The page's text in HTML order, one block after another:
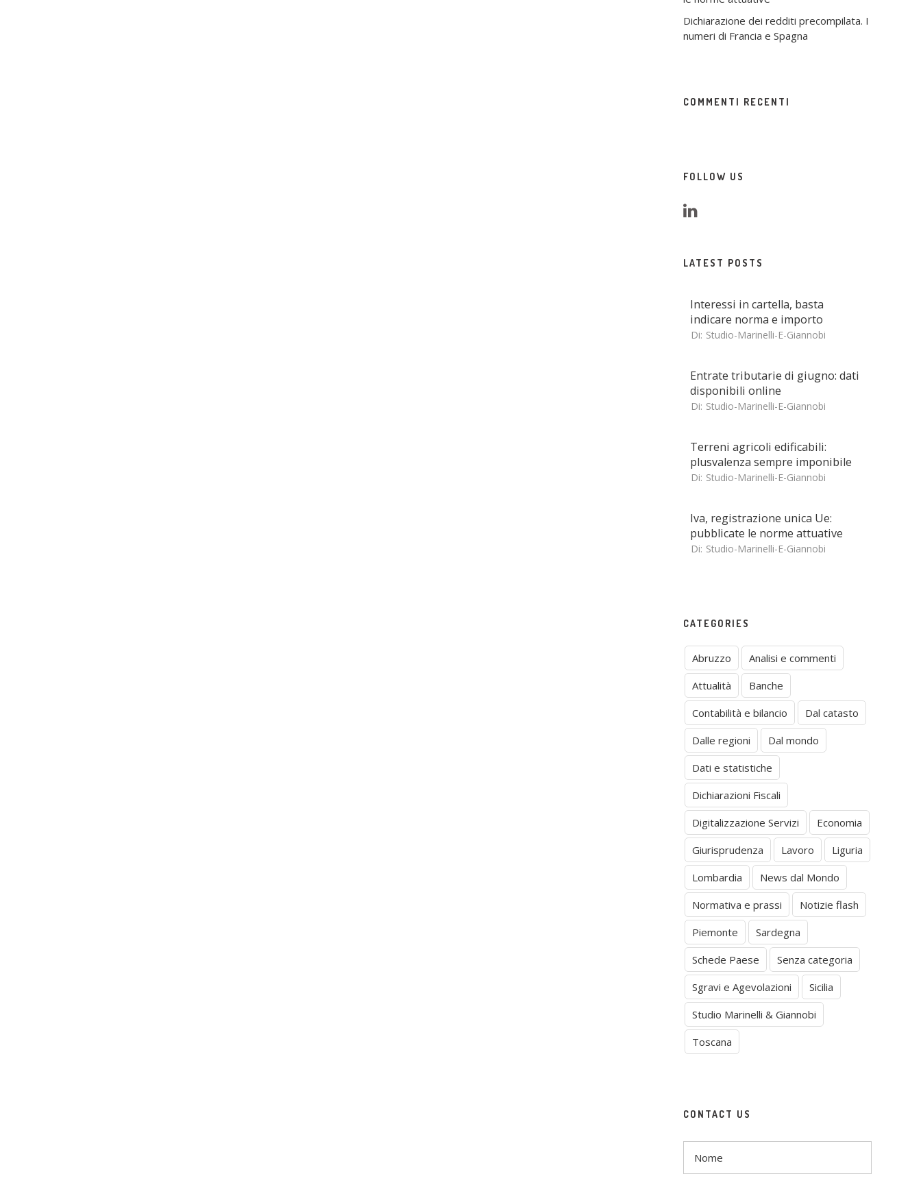
Dichiarazione dei redditi precompilata. I
numeri di Francia e Spagna
COMMENTI RECENTI
FOLLOW US
LATEST POSTS
Interessi in cartella, basta
indicare norma e importo
Di: Studio-Marinelli-E-Giannobi
Entrate tributarie di giugno: dati
disponibili online
Di: Studio-Marinelli-E-Giannobi
Terreni agricoli edificabili:
plusvalenza sempre imponibile
Di: Studio-Marinelli-E-Giannobi
Iva, registrazione unica Ue:
pubblicate le norme attuative
Di: Studio-Marinelli-E-Giannobi
CATEGORIES
Abruzzo
Analisi e commenti
Attualità
Banche
Contabilità e bilancio
Dal catasto
Dalle regioni
Dal mondo
Dati e statistiche
Dichiarazioni Fiscali
Digitalizzazione Servizi
Economia
Giurisprudenza
Lavoro
Liguria
Lombardia
News dal Mondo
Normativa e prassi
Notizie flash
Piemonte
Sardegna
Schede Paese
Senza categoria
Sgravi e Agevolazioni
Sicilia
Studio Marinelli & Giannobi
Toscana
CONTACT US